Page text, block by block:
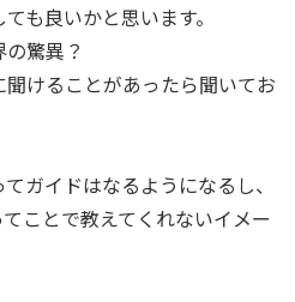
も良いかと思います。
驚異？
けることがあったら聞いてお
ガイドはなるようになるし、
ことで教えてくれないイメー